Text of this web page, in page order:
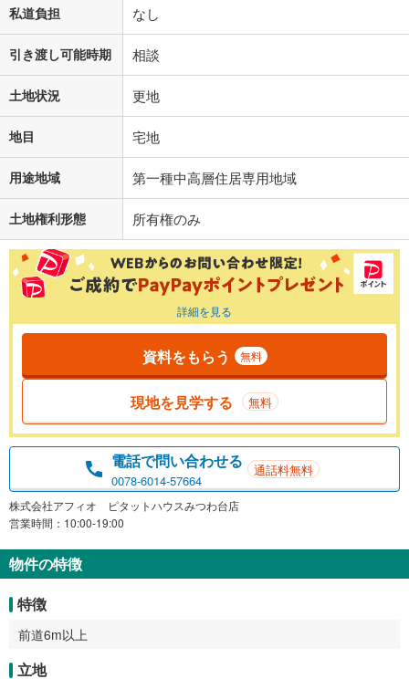
私道負担 なし
引き渡し可能時期 相談
土地状況 更地
地目 宅地
用途地域 第一種中高層住居専用地域
土地権利形態 所有権のみ
詳細を見る
資料をもらう 無料
現地を見学する 無料
電話で問い合わせる
0078-6014-57664
通話料無料
株式会社アフィオ ピタットハウスみつわ台店
営業時間：10:00-19:00
物件の特徴
特徴
前道6m以上
立地